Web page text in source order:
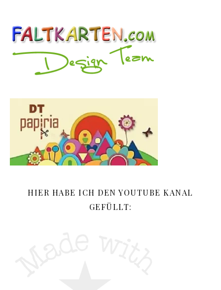
HIER HABE ICH DEN YOUTUBE KANAL
GEFÜLLT: